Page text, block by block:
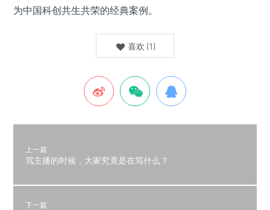
为中国科创共生共荣的经典案例。
喜欢 (1)
上一篇
骂主播的时候，大家究竟是在骂什么？
下一篇